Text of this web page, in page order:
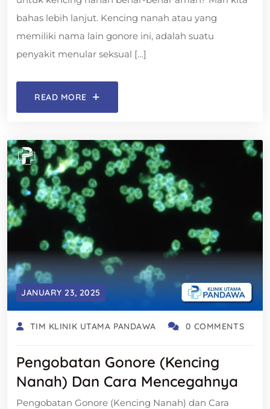
bahas lebih lanjut. Kencing nanah atau yang
memiliki nama lain gonore ini, adalah suatu
penyakit menular seksual […]
READ MORE
JANUARY 23, 2025
TIM KLINIK UTAMA PANDAWA 0 COMMENTS
Pengobatan Gonore (Kencing
Nanah) Dan Cara Mencegahnya
Pengobatan Gonore (Kencing Nanah) dan Cara